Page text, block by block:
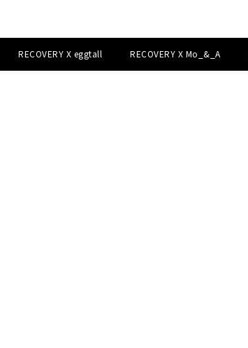
RECOVERY X eggtall RECOVERY X Mo_&_A